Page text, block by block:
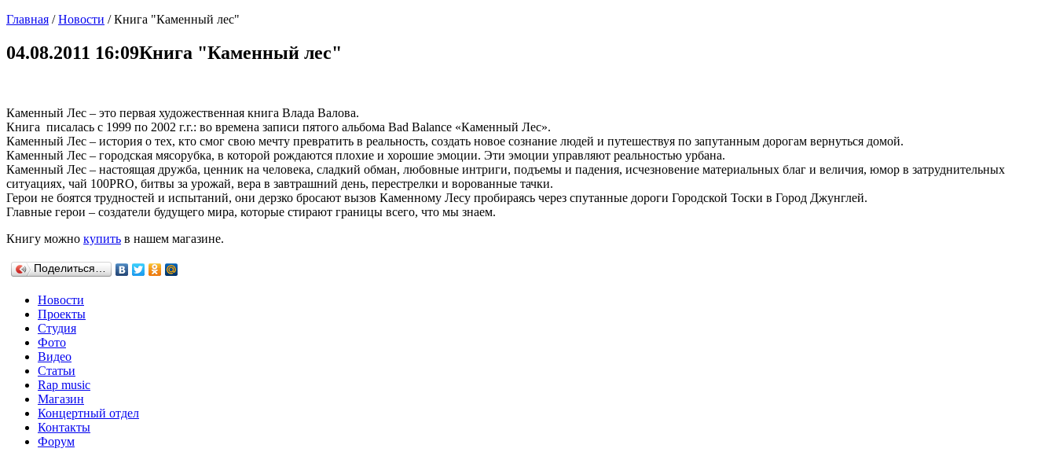
Главная /Новости / Книга "Каменный лес"
04.08.2011 16:09Книга "Каменный лес"
Каменный Лес – это первая художественная книга Влада Валова.
Книга писалась с 1999 по 2002 г.г.: во времена записи пятого альбома Bad Balance «Каменный Лес».
Каменный Лес – история о тех, кто смог свою мечту превратить в реальность, создать новое сознание людей и путешествуя по запутанным дорогам вернуться домой.
Каменный Лес – городская мясорубка, в которой рождаются плохие и хорошие эмоции. Эти эмоции управляют реальностью урбана.
Каменный Лес – настоящая дружба, ценник на человека, сладкий обман, любовные интриги, подъемы и падения, исчезновение материальных благ и величия, юмор в затруднительных
ситуациях, чай 100PRO, битвы за урожай, вера в завтрашний день, перестрелки и ворованные тачки.
Герои не боятся трудностей и испытаний, они дерзко бросают вызов Каменному Лесу пробираясь через спутанные дороги Городской Тоски в Город Джунглей.
Главные герои – создатели будущего мира, которые стирают границы всего, что мы знаем.
Книгу можно купить в нашем магазине.
Поделиться…
Новости
Проекты
Студия
Фото
Видео
Статьи
Rap music
Магазин
Концертный отдел
Контакты
Форум